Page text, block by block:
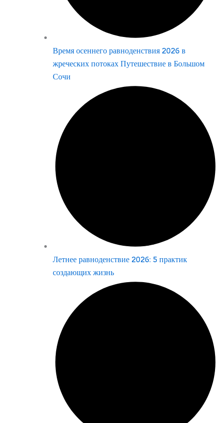
Время осеннего равноденствия 2026 в
жреческих потоках Путешествие в Большом
Сочи
Летнее равноденствие 2026: 5 практик
создающих жизнь